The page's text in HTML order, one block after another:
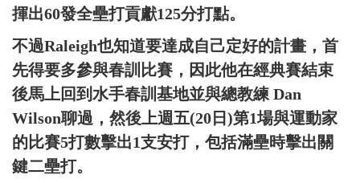
揮出60發全壘打貢獻125分打點。
不過Raleigh也知道要達成自己定好的計畫，首
先得要多參與春訓比賽，因此他在經典賽結束
後馬上回到水手春訓基地並與總教練 Dan
Wilson聊過，然後上週五(20日)第1場與運動家
的比賽5打數擊出1支安打，包括滿壘時擊出關
鍵二壘打。